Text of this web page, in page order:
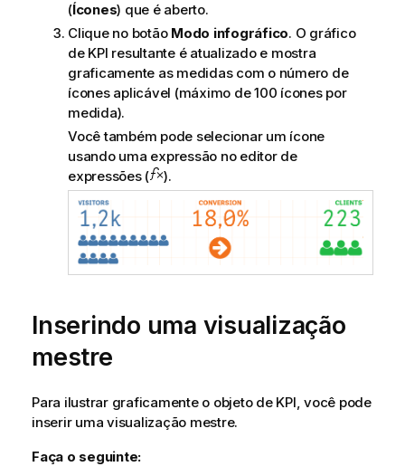
(Ícones) que é aberto.
Clique no botão Modo infográfico. O gráfico
de KPI resultante é atualizado e mostra
graficamente as medidas com o número de
ícones aplicável (máximo de 100 ícones por
medida).
Você também pode selecionar um ícone
usando uma expressão no editor de
expressões (
).
Inserindo uma visualização
mestre
Para ilustrar graficamente o objeto de KPI, você pode
inserir uma visualização mestre.
Faça o seguinte: